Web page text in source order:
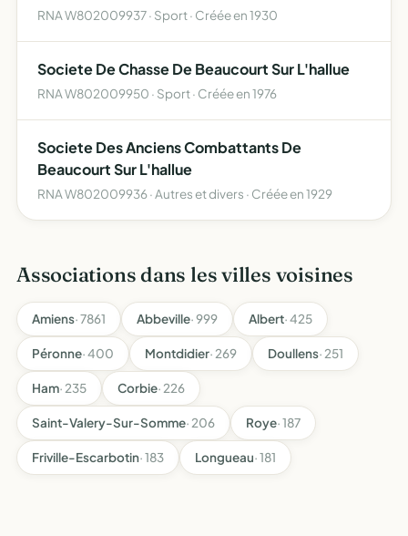
RNA W802009937 · Sport · Créée en 1930
Societe De Chasse De Beaucourt Sur L'hallue
RNA W802009950 · Sport · Créée en 1976
Societe Des Anciens Combattants De
Beaucourt Sur L'hallue
RNA W802009936 · Autres et divers · Créée en 1929
Associations dans les villes voisines
Amiens· 7861 Abbeville· 999 Albert· 425
Péronne· 400 Montdidier· 269 Doullens· 251
Ham· 235 Corbie· 226
Saint-Valery-Sur-Somme· 206 Roye· 187
Friville-Escarbotin· 183 Longueau· 181